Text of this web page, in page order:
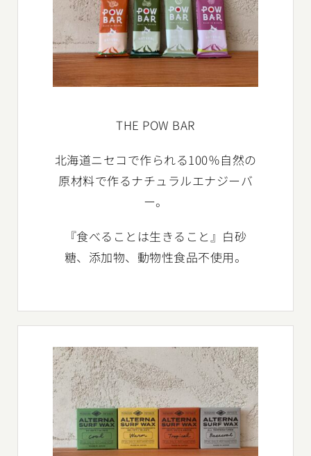
THE POW BAR
北海道ニセコで作られる100％自然の
原材料で作るナチュラルエナジーバ
ー。
『食べることは生きること』白砂
糖、添加物、動物性食品不使用。